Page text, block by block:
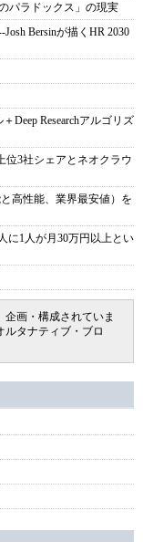
パラドックス」の現実
Bersinが描くHR 2030
Researchアルゴリズ
位3社シェアとネオクラウ
高性能、業界最安値）を
に1人が月30万円以上とい
画・構成されていま
ルタナティブ・ブロ